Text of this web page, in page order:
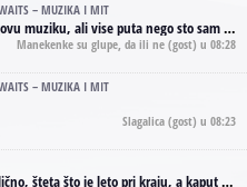
– MUZIKA I MIT
sam njegove umjetnicke slike na raznim stranama interneta. Te stoga zakljucujem da je Tom Waits Lady Gaga muzike namrstenih, ma
Manekenke su glupe, da ili ne (gost) u 08:28
– MUZIKA I MIT
Slagalica (gost) u 08:23
a kaput koji te vervoatno podseća na pirotski ćilim je iz tradicije Navaho indijanaca ;)